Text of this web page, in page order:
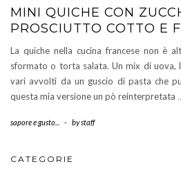
MINI QUICHE CON
PROSCIUTTO COTTO E
La quiche nella cucina francese non è
sformato o torta salata. Un mix di uova,
vari avvolti da un guscio di pasta che
questa mia versione un pò reinterpretata
sapore e gusto... - bystaff
CATEGORIE